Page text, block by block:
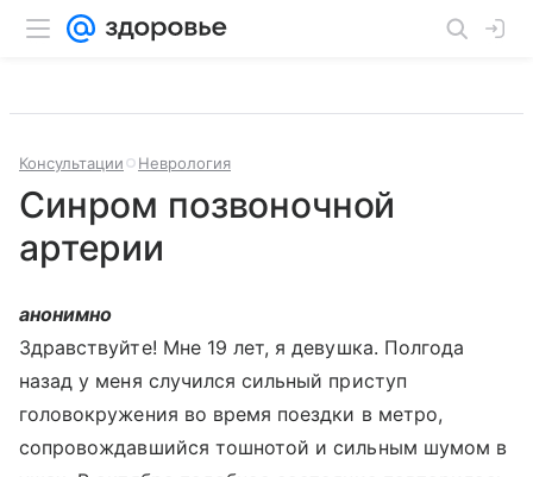
Консультации Неврология
Синром позвоночной
артерии
анонимно
Здравствуйте! Мне 19 лет, я девушка. Полгода
назад у меня случился сильный приступ
головокружения во время поездки в метро,
сопровождавшийся тошнотой и сильным шумом в